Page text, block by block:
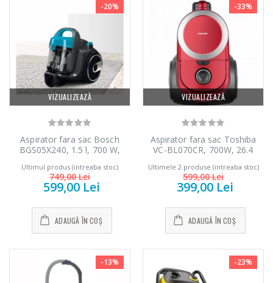
VIZUALIZEAZĂ
-20%
Aspirator fara sac Bosch
BGS05X240, 1.5 l, 700 W,
igenic PureAir, perie mini
turbo, Albastru
Ultimul produs (intreaba stoc)
749,00 Lei
599,00 Lei
ADAUGĂ ÎN COȘ
VIZUALIZEAZĂ
-33%
Aspirator fara sac Toshiba
VC-BL070CR, 700W, 26.4
Cyclone force, accesorii: tub
telescopic, perie standard,
accesoriu spatii inguste, perie
parchet, Rosu
Ultimele 2 produse (intreaba stoc)
599,00 Lei
399,00 Lei
ADAUGĂ ÎN COȘ
-13% -23%